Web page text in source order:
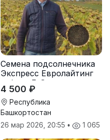
Семена подсолнечника
Экспресс Евролайтинг
гибрид F-G+
4 500 ₽
Республика
Башкортостан
26 мар 2026, 20:55 • 1 065